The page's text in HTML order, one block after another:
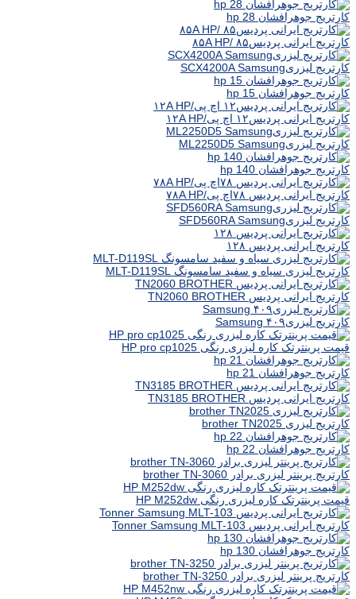
کارتریج جوهرافشان hp 28
کارتریج ایرانی پردیس۸۵ /۸۵A HP
کارتریج لیزریSCX4200A Samsung
کارتریج جوهرافشان hp 15
کارتریج ایرانی پردیس۱۲ اچ پی/۱۲A HP
کارتریج لیزریML2250D5 Samsung
کارتریج جوهرافشان hp 140
کارتریج ایرانی پردیس ۷۸اچ پی/۷۸A HP
کارتریج لیزریSFD560RA Samsung
کارتریج ایرانی پردیس ۱۲۸
کارتریج لیزری سیاه و سفید سامسونگ MLT-D119SL
کارتریج ایرانی پردیس TN2060 BROTHER
کارتریج لیزری۴۰۹ Samsung
قیمت پرینترتک کاره لیزری رنگی HP pro cp1025
کارتریج جوهرافشان hp 21
کارتریج ایرانی پردیس TN3185 BROTHER
کارتریج لیزری brother TN2025
کارتریج جوهرافشان hp 22
کارتریج پرینتر لیزری برادر brother TN-3060
قیمت پرینترتک کاره لیزری رنگی HP M252dw
کارتریج ایرانی پردیس Tonner Samsung MLT-103
کارتریج جوهرافشان hp 130
کارتریج پرینتر لیزری برادر brother TN-3250